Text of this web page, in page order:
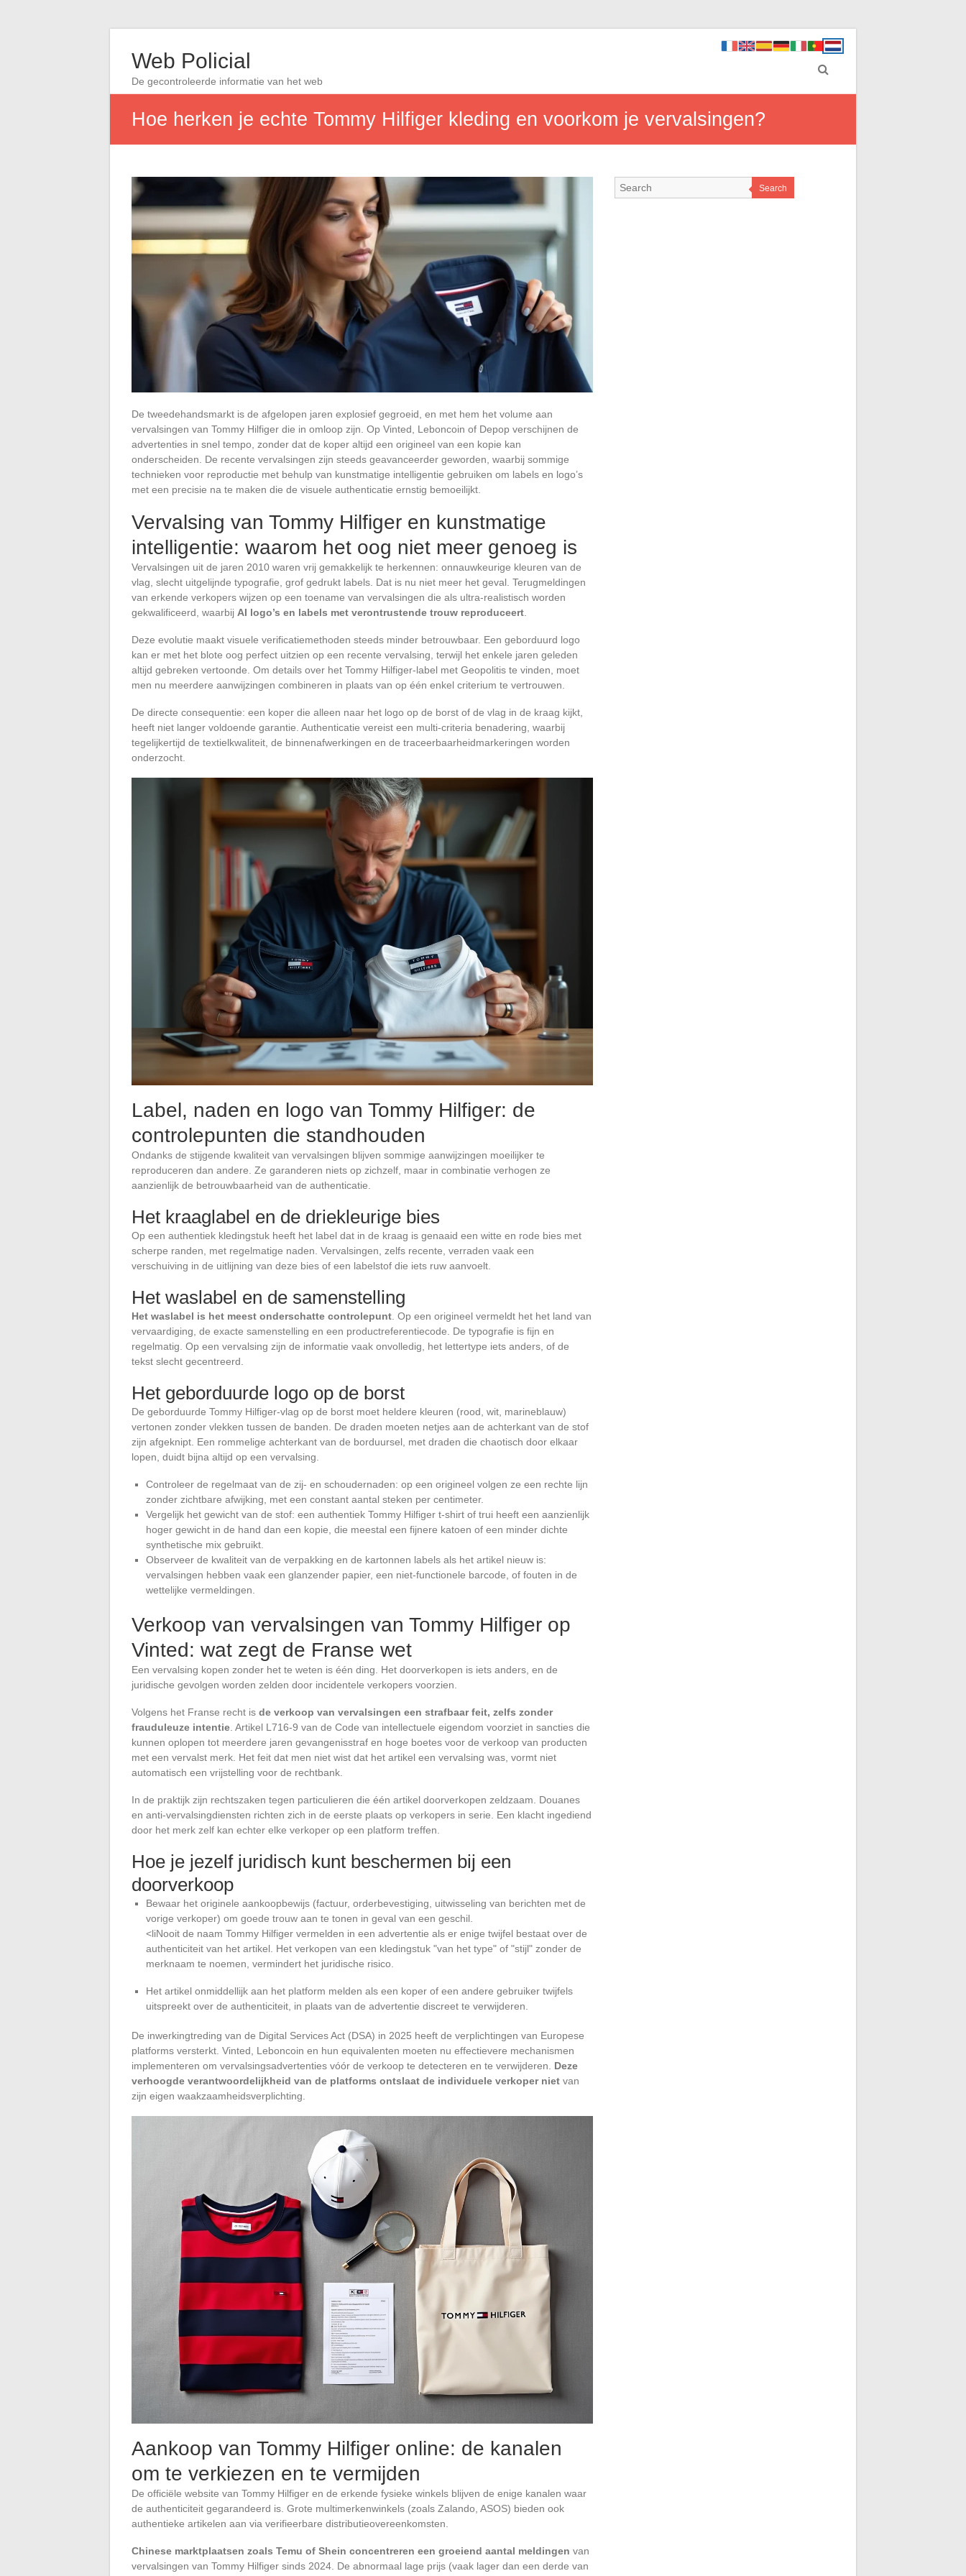
Web Policial
De gecontroleerde informatie van het web
Hoe herken je echte Tommy Hilfiger kleding en voorkom je vervalsingen?
De tweedehandsmarkt is de afgelopen jaren explosief gegroeid, en met hem het volume aan
vervalsingen van Tommy Hilfiger die in omloop zijn. Op Vinted, Leboncoin of Depop verschijnen de
advertenties in snel tempo, zonder dat de koper altijd een origineel van een kopie kan
onderscheiden. De recente vervalsingen zijn steeds geavanceerder geworden, waarbij sommige
technieken voor reproductie met behulp van kunstmatige intelligentie gebruiken om labels en logo’s
met een precisie na te maken die de visuele authenticatie ernstig bemoeilijkt.
Vervalsing van Tommy Hilfiger en kunstmatige
intelligentie: waarom het oog niet meer genoeg is
Vervalsingen uit de jaren 2010 waren vrij gemakkelijk te herkennen: onnauwkeurige kleuren van de
vlag, slecht uitgelijnde typografie, grof gedrukt labels. Dat is nu niet meer het geval. Terugmeldingen
van erkende verkopers wijzen op een toename van vervalsingen die als ultra-realistisch worden
gekwalificeerd, waarbij AI logo’s en labels met verontrustende trouw reproduceert
Deze evolutie maakt visuele verificatiemethoden steeds minder betrouwbaar. Een geborduurd logo
kan er met het blote oog perfect uitzien op een recente vervalsing, terwijl het enkele jaren geleden
altijd gebreken vertoonde. Om details over het Tommy Hilfiger-label met Geopolitis te vinden, moet
men nu meerdere aanwijzingen combineren in plaats van op één enkel criterium te vertrouwen.
De directe consequentie: een koper die alleen naar het logo op de borst of de vlag in de kraag kijkt,
heeft niet langer voldoende garantie. Authenticatie vereist een multi-criteria benadering, waarbij
tegelijkertijd de textielkwaliteit, de binnenafwerkingen en de traceerbaarheidmarkeringen worden
onderzocht.
Label, naden en logo van Tommy Hilfiger: de
controlepunten die standhouden
Ondanks de stijgende kwaliteit van vervalsingen blijven sommige aanwijzingen moeilijker te
reproduceren dan andere. Ze garanderen niets op zichzelf, maar in combinatie verhogen ze
aanzienlijk de betrouwbaarheid van de authenticatie.
Het kraaglabel en de driekleurige bies
Op een authentiek kledingstuk heeft het label dat in de kraag is genaaid een witte en rode bies met
scherpe randen, met regelmatige naden. Vervalsingen, zelfs recente, verraden vaak een
verschuiving in de uitlijning van deze bies of een labelstof die iets ruw aanvoelt.
Het waslabel en de samenstelling
Het waslabel is het meest onderschatte controlepunt . Op een origineel vermeldt het het land van
vervaardiging, de exacte samenstelling en een productreferentiecode. De typografie is fijn en
regelmatig. Op een vervalsing zijn de informatie vaak onvolledig, het lettertype iets anders, of de
tekst slecht gecentreerd.
Het geborduurde logo op de borst
De geborduurde Tommy Hilfiger-vlag op de borst moet heldere kleuren (rood, wit, marineblauw)
vertonen zonder vlekken tussen de banden. De draden moeten netjes aan de achterkant van de stof
zijn afgeknipt. Een rommelige achterkant van de borduursel, met draden die chaotisch door elkaar
lopen, duidt bijna altijd op een vervalsing.
Controleer de regelmaat van de zij- en schoudernaden: op een origineel volgen ze een rechte lijn
zonder zichtbare afwijking, met een constant aantal steken per centimeter.
Vergelijk het gewicht van de stof: een authentiek Tommy Hilfiger t-shirt of trui heeft een aanzienlijk
hoger gewicht in de hand dan een kopie, die meestal een fijnere katoen of een minder dichte
synthetische mix gebruikt.
Observeer de kwaliteit van de verpakking en de kartonnen labels als het artikel nieuw is:
vervalsingen hebben vaak een glanzender papier, een niet-functionele barcode, of fouten in de
wettelijke vermeldingen.
Verkoop van vervalsingen van Tommy Hilfiger op
Vinted: wat zegt de Franse wet
Een vervalsing kopen zonder het te weten is één ding. Het doorverkopen is iets anders, en de
juridische gevolgen worden zelden door incidentele verkopers voorzien.
Volgens het Franse recht is de verkoop van vervalsingen een strafbaar feit, zelfs zonder
frauduleuze intentie . Artikel L716-9 van de Code van intellectuele eigendom voorziet in sancties die
kunnen oplopen tot meerdere jaren gevangenisstraf en hoge boetes voor de verkoop van producten
met een vervalst merk. Het feit dat men niet wist dat het artikel een vervalsing was, vormt niet
automatisch een vrijstelling voor de rechtbank.
In de praktijk zijn rechtszaken tegen particulieren die één artikel doorverkopen zeldzaam. Douanes
en anti-vervalsingdiensten richten zich in de eerste plaats op verkopers in serie. Een klacht ingediend
door het merk zelf kan echter elke verkoper op een platform treffen.
Hoe je jezelf juridisch kunt beschermen bij een
doorverkoop
Bewaar het originele aankoopbewijs (factuur, orderbevestiging, uitwisseling van berichten met de
vorige verkoper) om goede trouw aan te tonen in geval van een geschil.
<liNooit de naam Tommy Hilfiger vermelden in een advertentie als er enige twijfel bestaat over de
authenticiteit van het artikel. Het verkopen van een kledingstuk "van het type" of "stijl" zonder de
merknaam te noemen, vermindert het juridische risico.
Het artikel onmiddellijk aan het platform melden als een koper of een andere gebruiker twijfels
uitspreekt over de authenticiteit, in plaats van de advertentie discreet te verwijderen.
De inwerkingtreding van de Digital Services Act (DSA) in 2025 heeft de verplichtingen van Europese
platforms versterkt. Vinted, Leboncoin en hun equivalenten moeten nu effectievere mechanismen
implementeren om vervalsingsadvertenties vóór de verkoop te detecteren en te verwijderen. Deze
verhoogde verantwoordelijkheid van de platforms ontslaat de individuele verkoper niet van
zijn eigen waakzaamheidsverplichting.
Aankoop van Tommy Hilfiger online: de kanalen
om te verkiezen en te vermijden
De officiële website van Tommy Hilfiger en de erkende fysieke winkels blijven de enige kanalen waar
de authenticiteit gegarandeerd is. Grote multimerkenwinkels (zoals Zalando, ASOS) bieden ook
authentieke artikelen aan via verifieerbare distributieovereenkomsten.
Chinese marktplaatsen zoals Temu of Shein concentreren een groeiend aantal meldingen van
vervalsingen van Tommy Hilfiger sinds 2024. De abnormaal lage prijs (vaak lager dan een derde van
Search